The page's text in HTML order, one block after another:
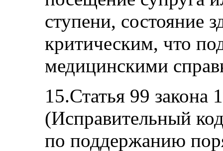
ступени, состояние
критическим, что
медицинскими
15.Статья 99 закона
(Исправительный
по поддержанию